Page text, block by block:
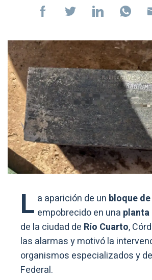
L a aparición de un bloque de
empobrecido en una
de la ciudad de Río Cuarto,
las alarmas y motivó la
organismos especializados y
Federal.